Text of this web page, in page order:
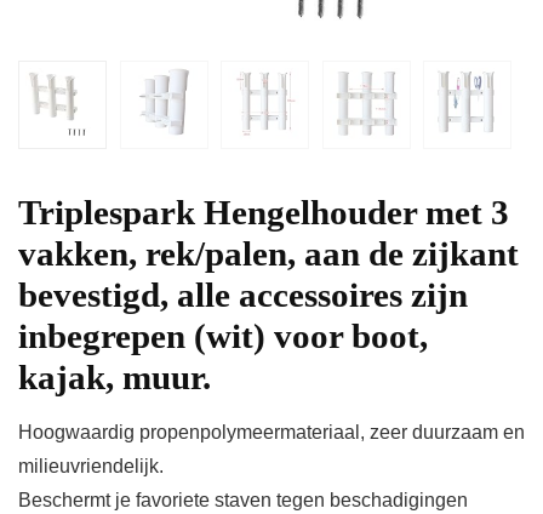
Triplespark Hengelhouder met 3
vakken, rek/palen, aan de zijkant
bevestigd, alle accessoires zijn
inbegrepen (wit) voor boot,
kajak, muur.
Hoogwaardig propenpolymeermateriaal, zeer duurzaam en
milieuvriendelijk.
Beschermt je favoriete staven tegen beschadigingen